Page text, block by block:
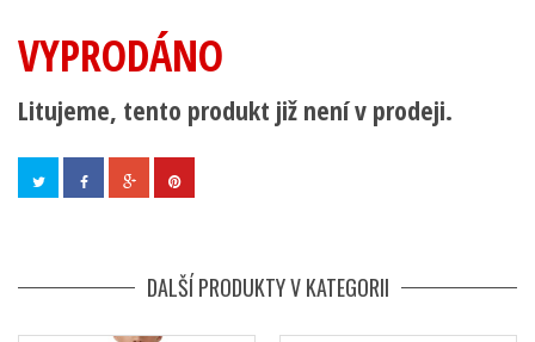
VYPRODÁNO
Litujeme, tento produkt již není v prodeji.
DALŠÍ PRODUKTY V KATEGORII